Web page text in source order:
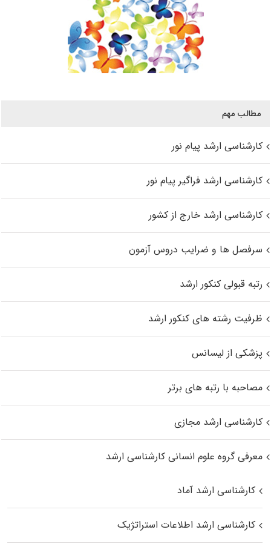
مطالب مهم
کارشناسی ارشد پیام نور
کارشناسی ارشد فراگیر پیام نور
کارشناسی ارشد خارج از کشور
سرفصل ها و ضرایب دروس آزمون
رتبه قبولی کنکور ارشد
ظرفیت رشته های کنکور ارشد
پزشکی از لیسانس
مصاحبه با رتبه های برتر
کارشناسی ارشد مجازی
معرفی گروه علوم انسانی کارشناسی ارشد
کارشناسی ارشد آماد
کارشناسی ارشد اطلاعات استراتژیک